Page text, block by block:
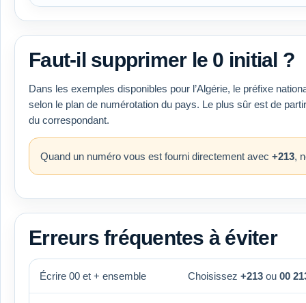
Faut-il supprimer le 0 initial ?
Dans les exemples disponibles pour l’Algérie, le préfixe
selon le plan de numérotation du pays. Le plus sûr est de
du correspondant.
Quand un numéro vous est fourni directement avec +213,
Erreurs fréquentes à éviter
Écrire 00 et + ensemble Choisissez +213 ou 00